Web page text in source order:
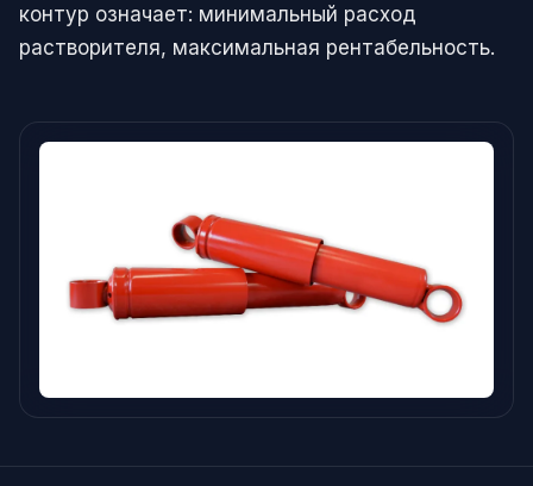
контур означает: минимальный расход
растворителя, максимальная рентабельность.